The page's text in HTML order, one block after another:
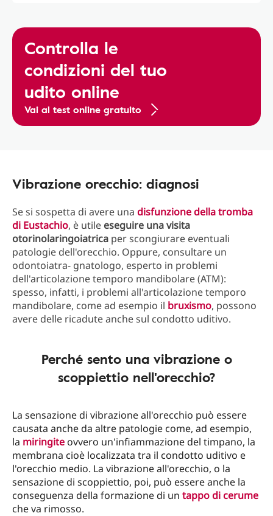
Controlla le
condizioni del tuo
udito online
Vai al test online gratuito
Vibrazione orecchio: diagnosi
Se si sospetta di avere una disfunzione della tromba
di Eustachio, è utile eseguire una visita
otorinolaringoiatrica per scongiurare eventuali
patologie dell'orecchio. Oppure, consultare un
odontoiatra- gnatologo, esperto in problemi
dell'articolazione temporo mandibolare (ATM):
spesso, infatti, i problemi all'articolazione temporo
mandibolare, come ad esempio il bruxismo, possono
avere delle ricadute anche sul condotto uditivo.
Perché sento una vibrazione o
scoppiettio nell'orecchio?
La sensazione di vibrazione all'orecchio può essere
causata anche da altre patologie come, ad esempio,
la miringiteovvero un'infiammazione del timpano, la
membrana cioè localizzata tra il condotto uditivo e
l'orecchio medio. La vibrazione all'orecchio, o la
sensazione di scoppiettio, poi, può essere anche la
conseguenza della formazione di un tappo di cerume
che va rimosso.